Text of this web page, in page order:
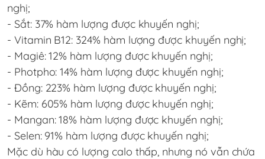
nghị;
- Sắt: 37% hàm lượng được khuyến nghị;
- Vitamin B12: 324% hàm lượng được khuyến nghị;
- Magiê: 12% hàm lượng được khuyến nghị;
- Photpho: 14% hàm lượng được khuyến nghị;
- Đồng: 223% hàm lượng được khuyến nghị;
- Kẽm: 605% hàm lượng được khuyến nghị;
- Mangan: 18% hàm lượng được khuyến nghị;
- Selen: 91% hàm lượng được khuyến nghị;
Mặc dù hàu có lượng calo thấp, nhưng nó vẫn chứa